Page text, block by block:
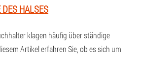
DES HALSES
klagen häufig über ständige
Artikel erfahren Sie, ob es sich um